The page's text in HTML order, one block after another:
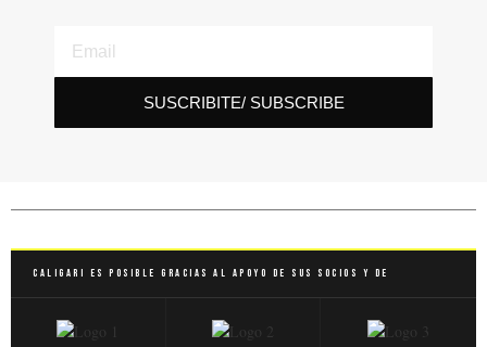
SUSCRIBITE/ SUBSCRIBE
Caligari es posible gracias al apoyo de sus socios y de